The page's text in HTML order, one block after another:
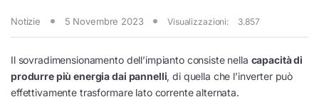
Notizie 5 Novembre 2023 Visualizzazioni: 3.857
Il sovradimensionamento dell’impianto consiste nella capacità di
produrre più energia dai pannelli, di quella che l’inverter può
effettivamente trasformare lato corrente alternata.